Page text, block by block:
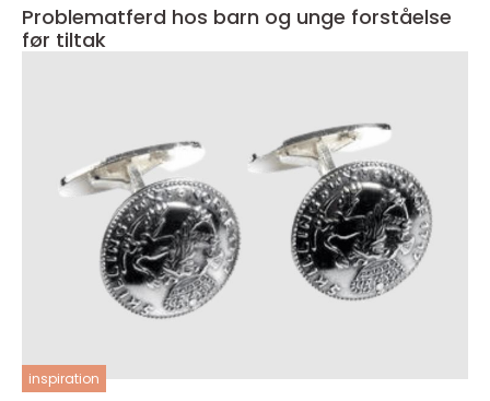
Problematferd hos barn og unge forståelse
før tiltak
inspiration